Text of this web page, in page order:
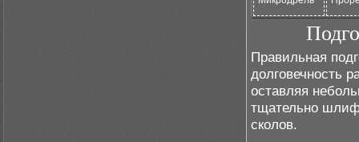
Правильная
долговечность
оставляя
тщательно
сколов.